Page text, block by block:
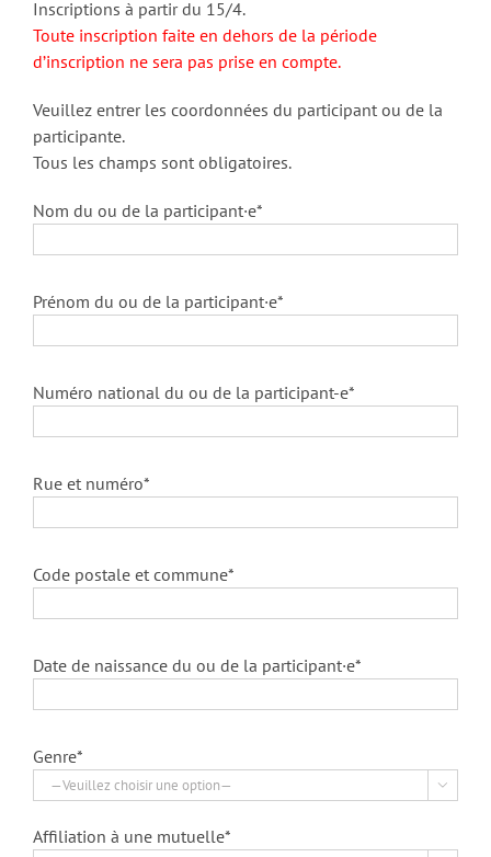
Inscriptions à partir du 15/4.
Toute inscription faite en dehors de la période
d’inscription ne sera pas prise en compte.
Veuillez entrer les coordonnées du participant ou de la
participante.
Tous les champs sont obligatoires.
Nom du ou de la participant·e*
Prénom du ou de la participant·e*
Numéro national du ou de la participant-e*
Rue et numéro*
Code postale et commune*
Date de naissance du ou de la participant·e*
Genre*

Affiliation à une mutuelle*